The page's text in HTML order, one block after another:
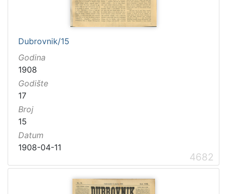
Dubrovnik/15
Godina
1908
Godište
17
Broj
15
Datum
1908-04-11
4682